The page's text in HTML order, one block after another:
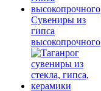
Сувениры из
гипса
высокопрочного